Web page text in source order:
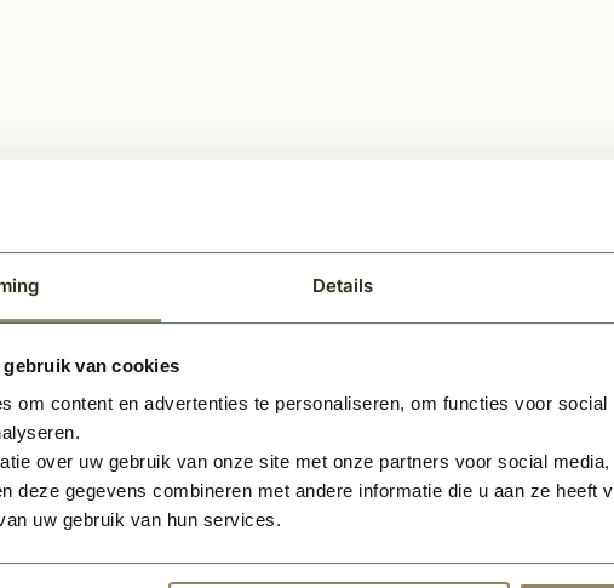
Details
gebruik van cookies
om content en advertenties te personaliseren, om functies voor
over uw gebruik van onze site met onze partners voor social
deze gegevens combineren met andere informatie die u aan ze heeft
uw gebruik van hun services.
laatste nieuws